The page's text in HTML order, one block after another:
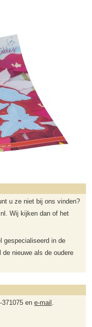
u ze niet bij ons vinden?
Wij kijken dan of het
gespecialiseerd in de
de nieuwe als de oudere
en e-mail .